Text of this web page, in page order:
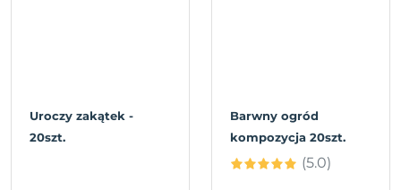
Uroczy zakątek -
20szt.
Barwny ogród
kompozycja 20szt.
(5.0)